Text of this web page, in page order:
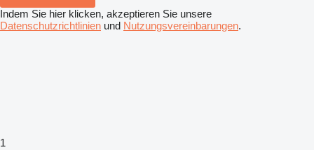
Indem Sie hier klicken, akzeptieren Sie unsere
Datenschutzrichtlinien und Nutzungsvereinbarungen.
1